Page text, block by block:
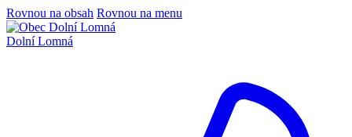
Rovnou na obsah Rovnou na menu
Dolní Lomná